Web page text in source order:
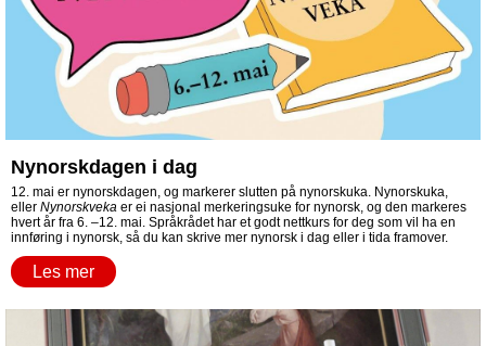
Nynorskdagen i dag
12. mai er nynorskdagen, og markerer slutten på nynorskuka. Nynorskuka,
eller Nynorskveka er ei nasjonal merkeringsuke for nynorsk, og den markeres
hvert år fra 6. –12. mai. Språkrådet har et godt nettkurs for deg som vil ha en
innføring i nynorsk, så du kan skrive mer nynorsk i dag eller i tida framover.
Les mer